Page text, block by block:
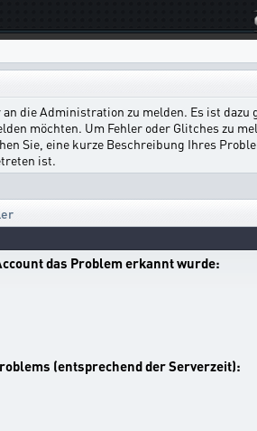
die Administration zu melden. Es ist
möchten. Um Fehler oder Glitches zu
Sie, eine kurze Beschreibung Ihres
ist.
das Problem erkannt wurde:
(entsprechend der Serverzeit):